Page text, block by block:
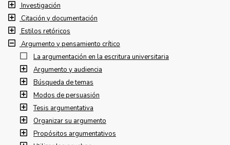
Investigación
Citación y documentación
Estilos retóricos
Argumento y pensamiento crítico
La argumentación en la escritura universitaria
Argumento y audiencia
Búsqueda de temas
Modos de persuasión
Tesis argumentativa
Organizar su argumento
Propósitos argumentativos